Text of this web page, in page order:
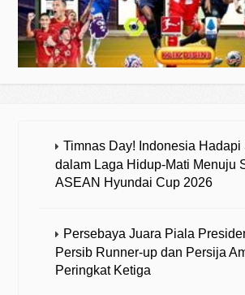
Timnas Day! Indonesia Hadapi
dalam Laga Hidup-Mati Menuju
ASEAN Hyundai Cup 2026
Persebaya Juara Piala
Persib Runner-up dan Persija
Peringkat Ketiga